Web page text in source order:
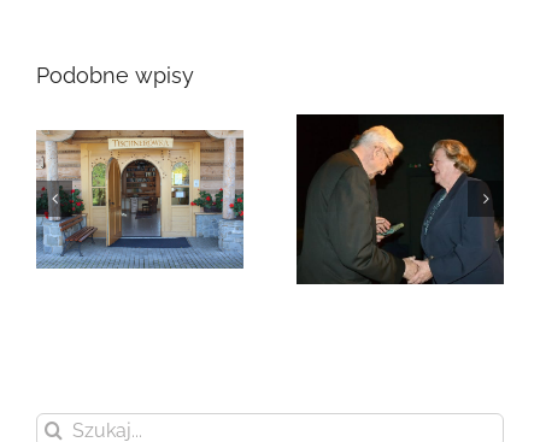
Podobne wpisy
Zmarła Genowefa
Sikora
Zmarła Wanda
Czubernatowa
Szukaj